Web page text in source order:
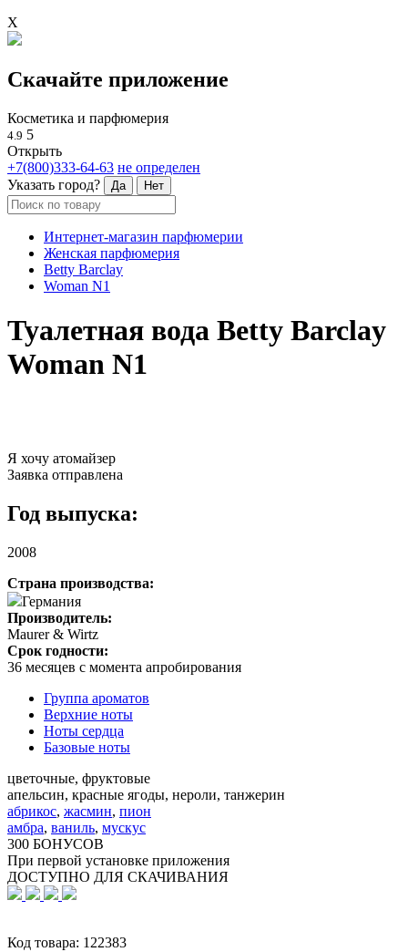
X
Скачайте приложение
Косметика и парфюмерия
4.9 5
Открыть
+7(800)333-64-63 не определен
Указать город?
Да Нет
Интернет-магазин парфюмерии
Женская парфюмерия
Betty Barclay
Woman N1
Туалетная вода Betty Barclay
Woman N1
Я хочу атомайзер
Заявка отправлена
Год выпуска:
2008
Страна производства:
Германия
Производитель:
Maurer & Wirtz
Срок годности:
36 месяцев с момента апробирования
Группа ароматов
Верхние ноты
Ноты сердца
Базовые ноты
цветочные, фруктовые
апельсин, красные ягоды, нероли, танжерин
абрикос, жасмин, пион
амбра, ваниль, мускус
300 БОНУСОВ
При первой установке приложения
ДОСТУПНО ДЛЯ СКАЧИВАНИЯ
Код товара: 122383